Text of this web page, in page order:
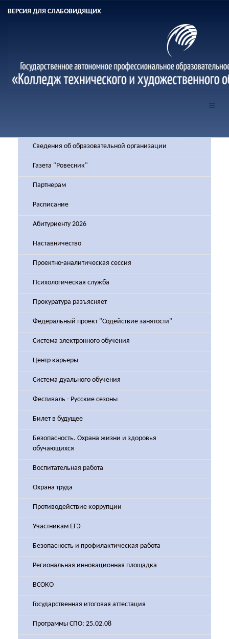
ВЕРСИЯ ДЛЯ СЛАБОВИДЯЩИХ
Сведения об образовательной организации
Газета "Ровесник"
Партнерам
Расписание
Абитуриенту 2026
Наставничество
Проектно-аналитическая сессия
Психологическая служба
Прокуратура разъясняет
Федеральный проект "Содействие занятости"
Система электронного обучения
Центр карьеры
Система дуального обучения
Фестиваль - Русские сезоны
Билет в будущее
Безопасность. Охрана жизни и здоровья
обучающихся
Воспитательная работа
Охрана труда
Противодействие коррупции
Участникам ЕГЭ
Безопасность и профилактическая работа
Региональная инновационная площадка
ВСОКО
Государственная итоговая аттестация
Программы СПО: 25.02.08